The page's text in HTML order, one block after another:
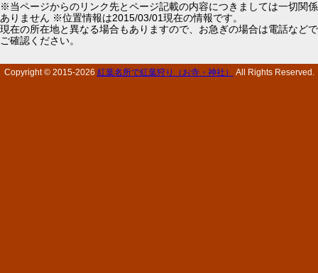
※当ページからのリンク先とページ記載の内容につきましては一切関係
ありません ※位置情報は2015/03/01現在の情報です。
現在の所在地と異なる場合もありますので、お急ぎの場合は電話などで
ご確認ください。
Copyright © 2015-2026 紅葉名所で紅葉狩り（お寺・神社） All Rights Reserved.